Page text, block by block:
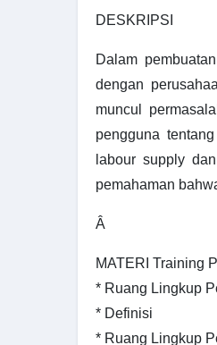
DESKRIPSI
Dalam
dengan
muncul
pengguna tentang
labour supply
pemahaman
Â
MATERI Training
* Ruang Lingkup
* Definisi
* Ruang Lingkup